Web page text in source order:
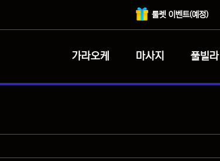
룰렛 이벤트(예정)
가라오케 마사지 풀빌라